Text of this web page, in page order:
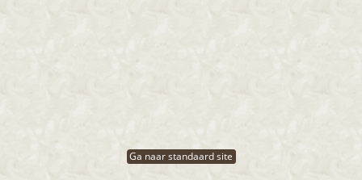
Ga naar standaard site